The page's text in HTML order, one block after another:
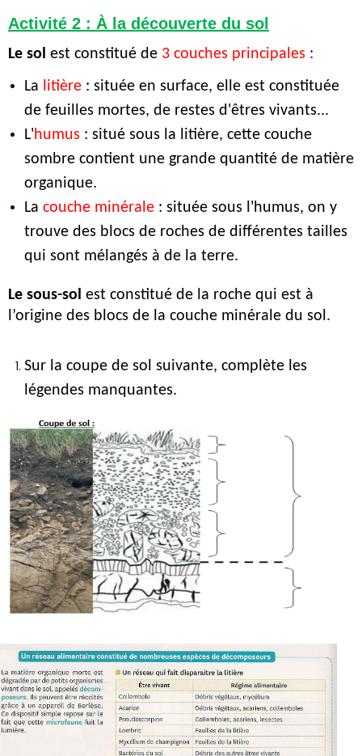
Activité 2 : À la découverte du sol
Le sol est constitué de 3 couches principales :
La litière : située en surface, elle est constituée
de feuilles mortes, de restes d'êtres vivants...
L'humus : situé sous la litière, cette couche
sombre contient une grande quantité de matière
organique.
La couche minérale : située sous l'humus, on y
trouve des blocs de roches de différentes tailles
qui sont mélangés à de la terre.
Le sous-sol est constitué de la roche qui est à
l’origine des blocs de la couche minérale du sol.
Sur la coupe de sol suivante, complète les
légendes manquantes.